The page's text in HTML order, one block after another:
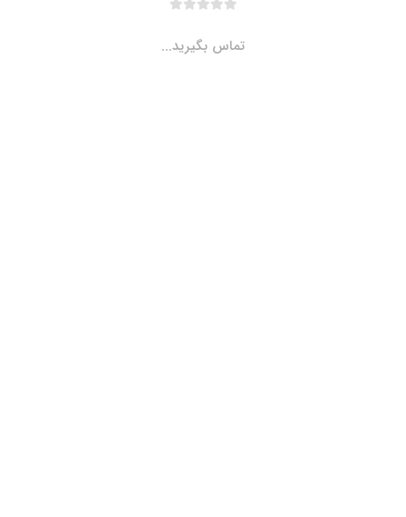
تماس بگیرید...